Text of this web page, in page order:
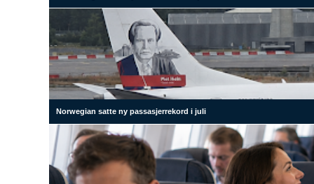
Norwegian satte ny passasjerrekord i juli